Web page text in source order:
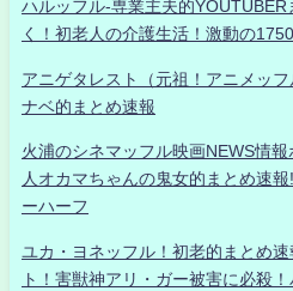
ハルッフル-専業主夫的
く！初老人の介護生活！激動の
アニゲタレスト（元祖！アニメッ
ナベ的まとめ速報
火浦のシネマッフル映画NEWS情
人オカマちゃんの鬼女的まとめ速
ーハーフ
ユカ・ヨネッフル！初老的まとめ
ト！害獣神アリ・ガー被害に必殺